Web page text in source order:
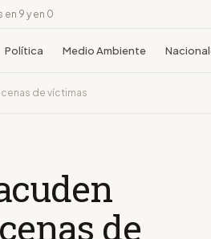
9 y en 0
Política Medio Ambiente
de víctimas
de